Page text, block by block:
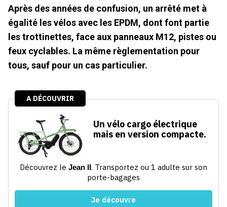
Après des années de confusion, un arrêté met à
égalité les vélos avec les EPDM, dont font partie
les trottinettes, face aux panneaux M12, pistes ou
feux cyclables. La même règlementation pour
tous, sauf pour un cas particulier.